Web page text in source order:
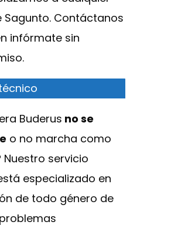
Sagunto. Contáctanos
infórmate sin
Buderus no se
o no marcha como
Nuestro servicio
especializado en
de todo género de